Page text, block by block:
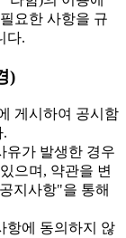
요한 사항을 규
다.
)
게시하여 공시함
.
가 발생한 경우
으며, 약관을 변
지사항"을 통해
에 동의하지 않